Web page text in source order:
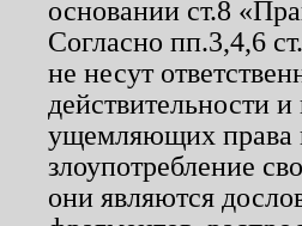
основании ст.8
Согласно пп.3,4,6
не несут
действительности
ущемляющих права
злоупотребление
они являются